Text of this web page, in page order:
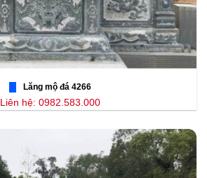
Lăng mộ đá 4266
Liên hệ: 0982.583.000